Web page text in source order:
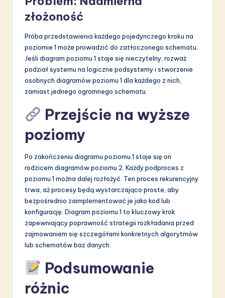
złożoność
Próba przedstawienia każdego pojedynczego kroku na
poziomie 1 może prowadzić do zatłoczonego schematu.
Jeśli diagram poziomu 1 staje się nieczytelny, rozważ
podział systemu na logiczne podsystemy i stworzenie
osobnych diagramów poziomu 1 dla każdego z nich,
zamiast jednego ogromnego schematu.
Przejście na wyższe
poziomy
Po zakończeniu diagramu poziomu 1 staje się on
rodzicem diagramów poziomu 2. Każdy podproces z
poziomu 1 można dalej rozłożyć. Ten proces rekurencyjny
trwa, aż procesy będą wystarczająco proste, aby
bezpośrednio zaimplementować je jako kod lub
konfigurację. Diagram poziomu 1 to kluczowy krok
zapewniający poprawność strategii rozkładania przed
zajmowaniem się szczegółami konkretnych algorytmów
lub schematów baz danych.
Podsumowanie
różnic